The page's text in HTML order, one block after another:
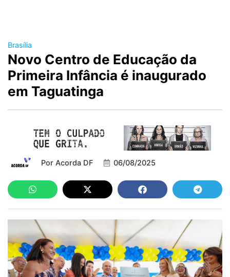
Brasília
Novo Centro de Educação da
Primeira Infância é inaugurado
em Taguatinga
Por Acorda DF 06/08/2025